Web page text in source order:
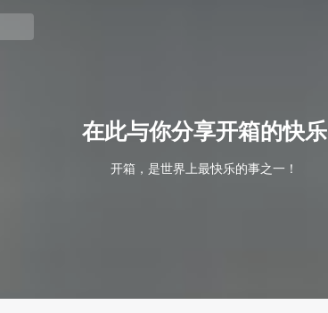
在此与你分享开箱的快乐
开箱，是世界上最快乐的事之一！